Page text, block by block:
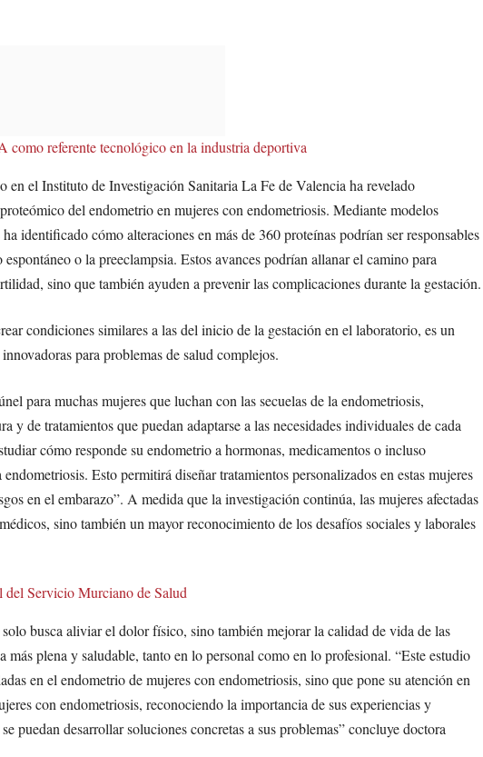
referente tecnológico en la industria deportiva
el Instituto de Investigación Sanitaria La Fe de Valencia ha revelado
del endometrio en mujeres con endometriosis. Mediante modelos
identificado cómo alteraciones en más de 360 proteínas podrían ser responsables
o la preeclampsia. Estos avances podrían allanar el camino para
sino que también ayuden a prevenir las complicaciones durante la gestación.
condiciones similares a las del inicio de la gestación en el laboratorio, es un
para problemas de salud complejos.
para muchas mujeres que luchan con las secuelas de la endometriosis,
y de tratamientos que puedan adaptarse a las necesidades individuales de cada
cómo responde su endometrio a hormonas, medicamentos o incluso
Esto permitirá diseñar tratamientos personalizados en estas mujeres
en el embarazo”. A medida que la investigación continúa, las mujeres afectadas
sino también un mayor reconocimiento de los desafíos sociales y laborales
del Servicio Murciano de Salud
busca aliviar el dolor físico, sino también mejorar la calidad de vida de las
plena y saludable, tanto en lo personal como en lo profesional. “Este estudio
en el endometrio de mujeres con endometriosis, sino que pone su atención en
con endometriosis, reconociendo la importancia de sus experiencias y
puedan desarrollar soluciones concretas a sus problemas” concluye doctora